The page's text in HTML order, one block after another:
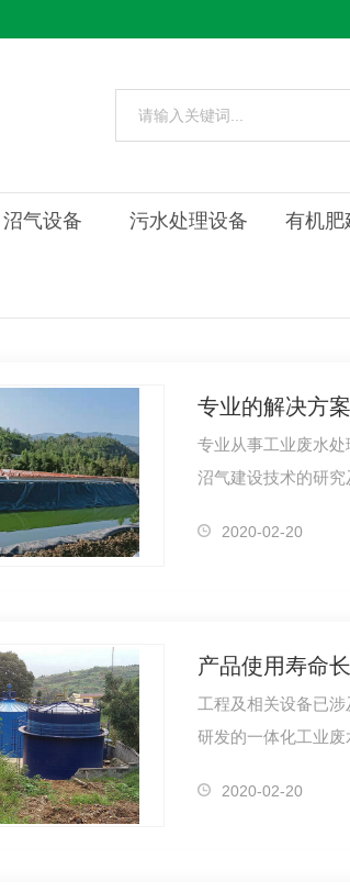
沼气设备 污水处理设备 有机肥
四川黑膜软体沼气池
专业的解决方案
专业从事工业废水处
沼气建设技术的研究
2020-02-20
产品使用寿命长
工程及相关设备已
研发的一体化工业废
2020-02-20